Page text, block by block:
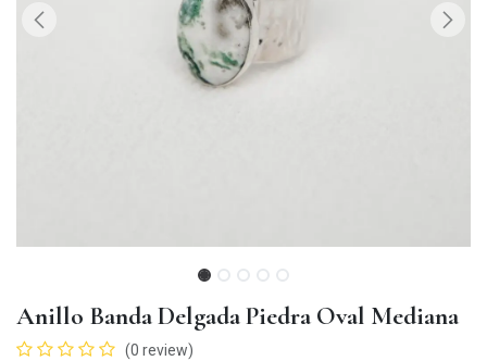
Anillo Banda Delgada Piedra Oval Mediana
(0 review)